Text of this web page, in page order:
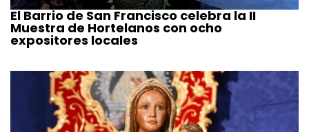
El Barrio de San Francisco celebra la II
Muestra de Hortelanos con ocho
expositores locales